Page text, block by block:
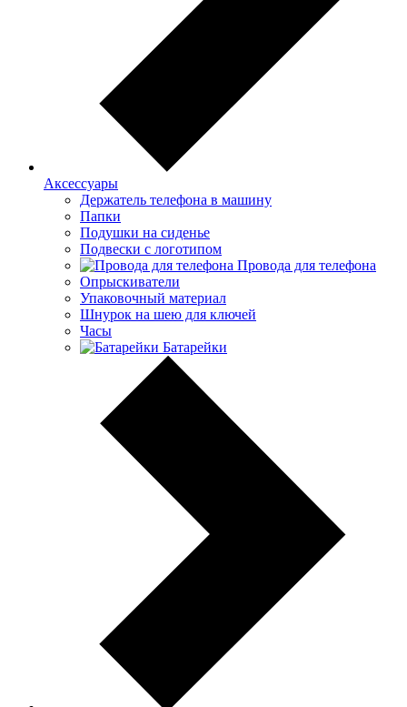
Аксессуары
Держатель телефона в машину
Папки
Подушки на сиденье
Подвески с логотипом
Провода для телефона
Опрыскиватели
Упаковочный материал
Шнурок на шею для ключей
Часы
Батарейки